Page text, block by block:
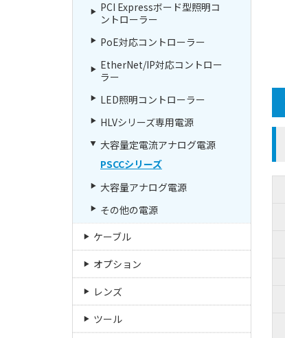
PCI Expressボード型照明コ
ントローラー
PoE対応コントローラー
EtherNet/IP対応コントロー
ラー
LED照明コントローラー
HLVシリーズ専用電源
大容量定電流アナログ電源
PSCCシリーズ
大容量アナログ電源
その他の電源
ケーブル
オプション
レンズ
ツール